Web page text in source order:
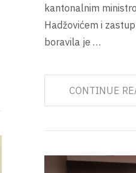
kantonalnim
Hadžovićem i
boravila je …
CONTINUE